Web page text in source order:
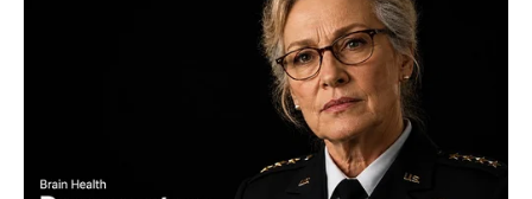
⚠️ Életveszélyes fákkal van tele Budapest: ezeknél a
helyeknél érdemes fokozottan figyelni
Kategóriák